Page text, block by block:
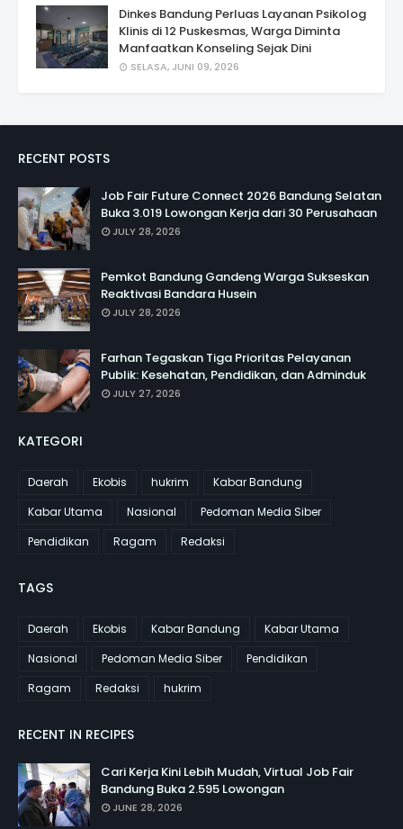
Dinkes Bandung Perluas Layanan Psikolog
Klinis di 12 Puskesmas, Warga Diminta
Manfaatkan Konseling Sejak Dini
SELASA, JUNI 09, 2026
RECENT POSTS
Job Fair Future Connect 2026 Bandung Selatan
Buka 3.019 Lowongan Kerja dari 30 Perusahaan
JULY 28, 2026
Pemkot Bandung Gandeng Warga Sukseskan
Reaktivasi Bandara Husein
JULY 28, 2026
Farhan Tegaskan Tiga Prioritas Pelayanan
Publik: Kesehatan, Pendidikan, dan Adminduk
JULY 27, 2026
KATEGORI
Daerah Ekobis hukrim
Kabar Bandung
Kabar Utama
Nasional
Pedoman Media Siber
Pendidikan
Ragam Redaksi
TAGS
Daerah Ekobis Kabar Bandung
Kabar Utama
Nasional
Pedoman Media Siber
Pendidikan
Ragam
Redaksi hukrim
RECENT IN RECIPES
Cari Kerja Kini Lebih Mudah, Virtual Job Fair
Bandung Buka 2.595 Lowongan
JUNE 28, 2026